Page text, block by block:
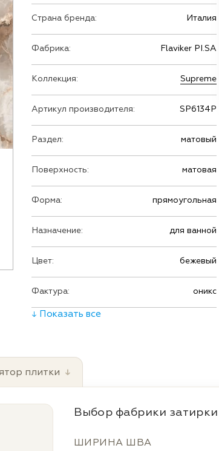
Страна бренда: Италия
Фабрика: Flaviker PI.SA
Коллекция: Supreme
Артикул производителя: SP6134P
Раздел: матовый
Поверхность: матовая
Форма: прямоугольная
Назначение: для ванной
Цвет: бежевый
Фактура: оникс
↓ Показать все
плитки ↓
Выбор фабрики затирки
ШИРИНА ШВА